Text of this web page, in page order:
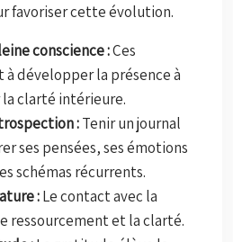
favoriser cette évolution.
conscience :Ces
développer la présence à
la clarté intérieure.
:Tenir un journal
ses pensées, ses émotions
schémas récurrents.
:Le contact avec la
ressourcement et la clarté.